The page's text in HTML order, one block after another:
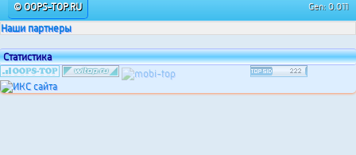
© OOPS-TOP.RU Gen: 0.011
Наши партнеры
Статистика